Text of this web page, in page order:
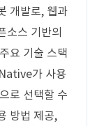
개발로, 웹과
소스 기반의
요 기술 스택
가 사용
로 선택할 수
방법 제공,